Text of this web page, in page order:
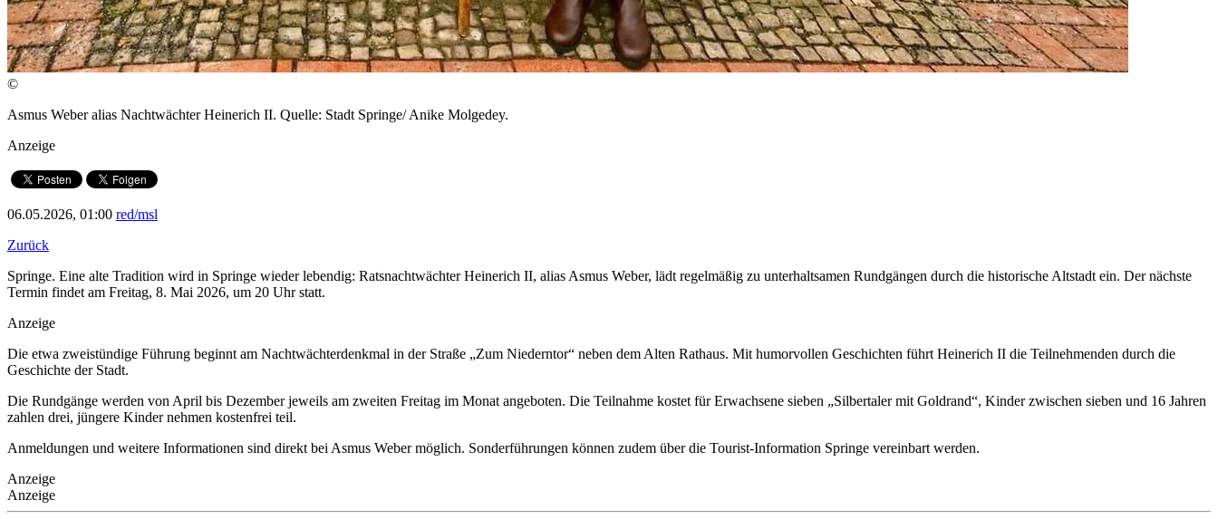
©
Asmus Weber alias Nachtwächter Heinerich II. Quelle: Stadt Springe/ Anike Molgedey.
Anzeige
06.05.2026, 01:00 red/msl
Zurück
Springe. Eine alte Tradition wird in Springe wieder lebendig: Ratsnachtwächter Heinerich II, alias Asmus Weber, lädt regelmäßig zu unterhaltsamen Rundgängen durch die historische Altstadt ein. Der nächste
Termin findet am Freitag, 8. Mai 2026, um 20 Uhr statt.
Anzeige
Die etwa zweistündige Führung beginnt am Nachtwächterdenkmal in der Straße „Zum Niederntor“ neben dem Alten Rathaus. Mit humorvollen Geschichten führt Heinerich II die Teilnehmenden durch die
Geschichte der Stadt.
Die Rundgänge werden von April bis Dezember jeweils am zweiten Freitag im Monat angeboten. Die Teilnahme kostet für Erwachsene sieben „Silbertaler mit Goldrand“, Kinder zwischen sieben und 16 Jahren
zahlen drei, jüngere Kinder nehmen kostenfrei teil.
Anmeldungen und weitere Informationen sind direkt bei Asmus Weber möglich. Sonderführungen können zudem über die Tourist-Information Springe vereinbart werden.
Anzeige
Anzeige